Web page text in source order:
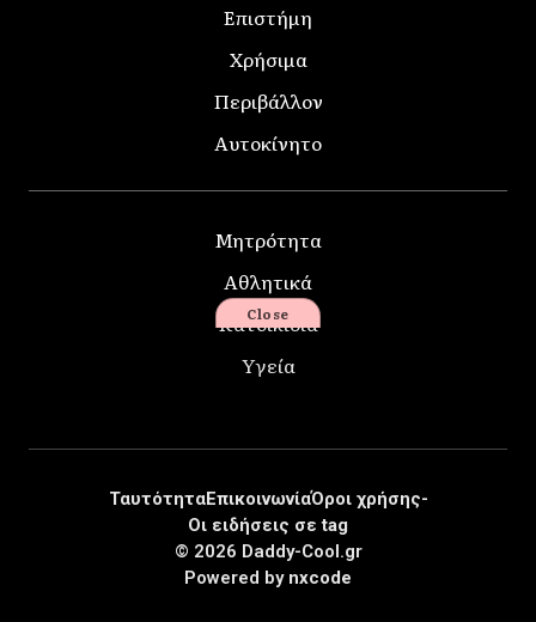
Επιστήμη
Χρήσιμα
Περιβάλλον
Αυτοκίνητο
Μητρότητα
Αθλητικά
Κατοικίδια
Υγεία
© 2026 Daddy-Cool.gr
ΤαυτότηταΕπικοινωνίαΌροι χρήσης-
Οι ειδήσεις σε tag
Powered by nxcode
Close